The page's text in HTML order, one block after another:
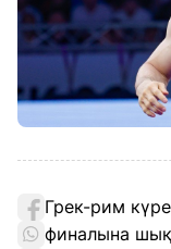
Грек-рим
финалына